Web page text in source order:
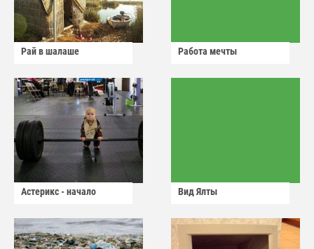
Рай в шалаше Работа мечты
Астерикс - начало Вид Ялты